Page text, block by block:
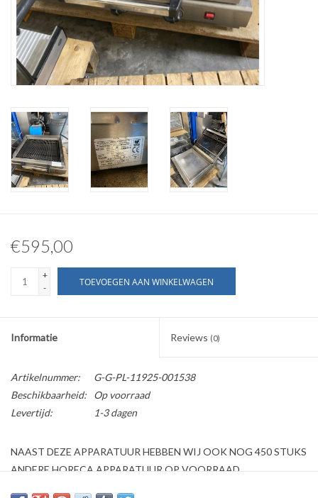
€595,00
+
-
TOEVOEGEN AAN WINKELWAGEN
Informatie Reviews (0)
Artikelnummer:
G-G-PL-11925-001538
Beschikbaarheid:
Op voorraad
Levertijd:
1-3 dagen
NAAST DEZE APPARATUUR HEBBEN WIJ OOK NOG 450 STUKS
ANDERE HORECA APPARATUUR OP VOORRAAD
Kijk ook op onze website horecaprofessionalcenter punt nl, om